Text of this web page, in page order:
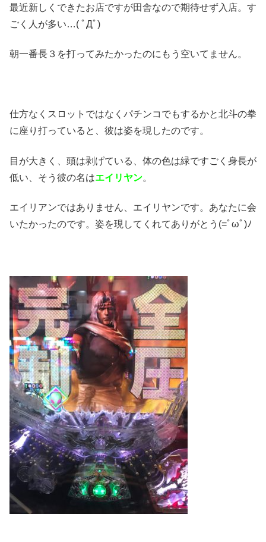
最近新しくできたお店ですが田舎なので期待せず入店。す
ごく人が多い…( ﾟДﾟ)
朝一番長３を打ってみたかったのにもう空いてません。
仕方なくスロットではなくパチンコでもするかと北斗の拳
に座り打っていると、彼は姿を現したのです。
目が大きく、頭は剥げている、体の色は緑ですごく身長が
低い、そう彼の名はエイリヤン。
エイリアンではありません、エイリヤンです。あなたに会
いたかったのです。姿を現してくれてありがとう(=ﾟωﾟ)ﾉ